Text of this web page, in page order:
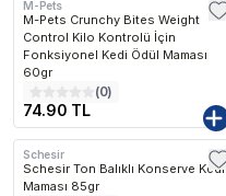
M-Pets
M-Pets Crunchy Bites Weight
Control Kilo Kontrolü İçin
Fonksiyonel Kedi Ödül Maması
60gr
(0)
74.90 TL
Schesir
Schesir Ton Balıklı Konserve Kedi
Maması 85gr